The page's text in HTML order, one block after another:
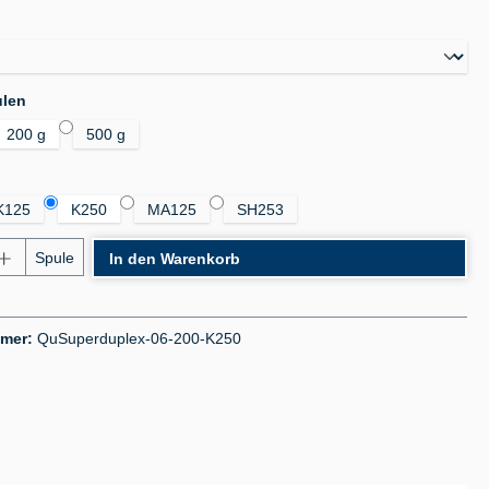
200 g 500 g
K250 MA125 SH253
Gib den gewünschten Wert ein oder
Spule In den Warenkorb
QuSuperduplex-06-200-K250